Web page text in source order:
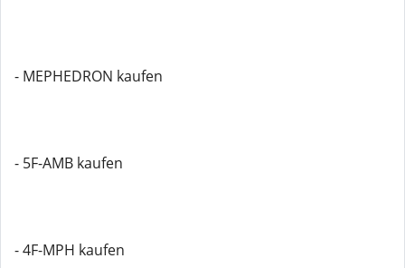
- MEPHEDRON kaufen
- 5F-AMB kaufen
- 4F-MPH kaufen